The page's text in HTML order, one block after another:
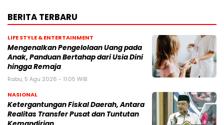
BERITA TERBARU
LIFE STYLE & ENTERTAINMENT
Mengenalkan Pengelolaan Uang pada
Anak, Panduan Bertahap dari Usia Dini
hingga Remaja
Rabu, 5 Agu 2026 - 11:05 WIB
NASIONAL
Ketergantungan Fiskal Daerah, Antara
Realitas Transfer Pusat dan Tuntutan